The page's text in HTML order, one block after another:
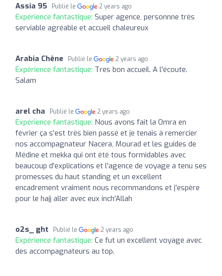
Assia 95 Publié le 2 years ago
Expérience fantastique: Super agence, personnne très
serviable agréable et accueil chaleureux
Arabia Chêne Publié le 2 years ago
Expérience fantastique: Tres bon accueil. A l'écoute.
Salam
arel cha Publié le 2 years ago
Expérience fantastique: Nous avons fait la Omra en
février ça s'est très bien passé et je tenais à remercier
nos accompagnateur Nacera, Mourad et les guides de
Médine et mekka qui ont été tous formidables avec
beaucoup d'explications et l'agence de voyage a tenu ses
promesses du haut standing et un excellent
encadrement vraiment nous recommandons et j'espère
pour le hajj aller avec eux inch'Allah
o2s_ ght Publié le 2 years ago
Expérience fantastique: Ce fut un excellent voyage avec
des accompagnateurs au top.